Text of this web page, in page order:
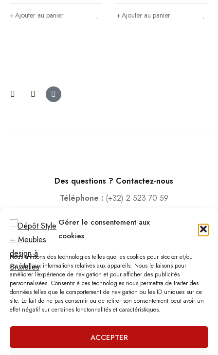
Gérer le consentement aux
cookies
Nous utilisons des technologies telles que les cookies pour stocker et/ou
accéder aux informations relatives aux appareils. Nous le faisons pour
améliorer l’expérience de navigation et pour afficher des publicités
personnalisées. Consentir à ces technologies nous permettra de traiter des
données telles que le comportement de navigation ou les ID uniques sur ce
site. Le fait de ne pas consentir ou de retirer son consentement peut avoir un
effet négatif sur certaines fonctonnalités et caractéristiques.
ACCEPTER
Ajouter au panier Ajouter au panier
Des questions ? Contactez-nous
Téléphone : (+32) 2 523 70 59
Adresse : Rue des Deux Gares 6, 1070 Bruxelles
Lundi – Samedi :10:00 – 18:30
Vendredi :10:00-13:00 – 15:00 -18:30
Dimanche :12:00-18:00
Nous sommes fermés les jours fériés.